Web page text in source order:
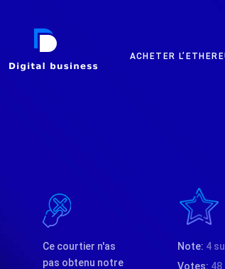
DIGITAL BUSINESS
ACHETER
Ce courtier n'as
pas obtenu notre
Note: 4
Votes: 48